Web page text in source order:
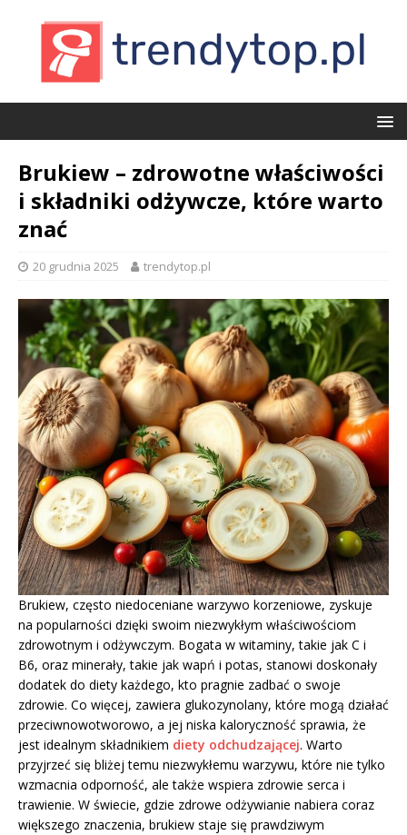
Brukiew – zdrowotne właściwości
i składniki odżywcze, które warto
znać
20 grudnia 2025 trendytop.pl
Brukiew, często niedoceniane warzywo korzeniowe, zyskuje
na popularności dzięki swoim niezwykłym właściwościom
zdrowotnym i odżywczym. Bogata w witaminy, takie jak C i
B6, oraz minerały, takie jak wapń i potas, stanowi doskonały
dodatek do diety każdego, kto pragnie zadbać o swoje
zdrowie. Co więcej, zawiera glukozynolany, które mogą działać
przeciwnowotworowo, a jej niska kaloryczność sprawia, że
jest idealnym składnikiem diety odchudzającej. Warto
przyjrzeć się bliżej temu niezwykłemu warzywu, które nie tylko
wzmacnia odporność, ale także wspiera zdrowie serca i
trawienie. W świecie, gdzie zdrowe odżywianie nabiera coraz
większego znaczenia, brukiew staje się prawdziwym